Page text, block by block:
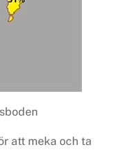
att meka och ta